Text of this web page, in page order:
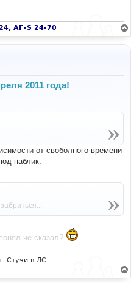
AF-S 24-70
2011 года!
от своболного времени
паблик.
чё сказал?
Стучи в ЛС.